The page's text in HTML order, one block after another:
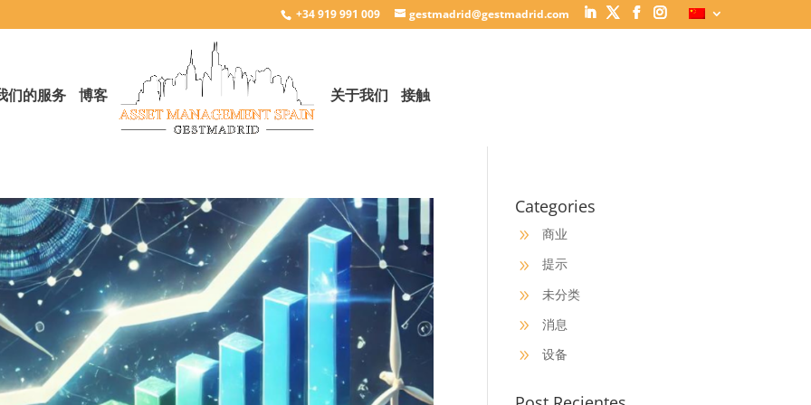
+34 919 991 009 gestmadrid@gestmadrid.com
们的服务 博客 关于我们 接触
Categories
9 商业
9 提示
9 未分类
9 消息
9 设备